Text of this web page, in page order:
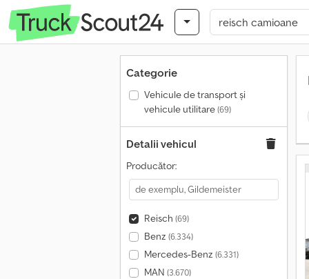
Categorie
Vehicule de transport şi
vehicule utilitare(69)
Detalii vehicul
Producător:
Reisch (69)
Benz (6.334)
Mercedes-Benz (6.331)
MAN (3.670)